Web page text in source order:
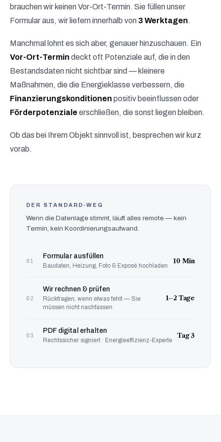
brauchen wir keinen Vor-Ort-Termin. Sie füllen unser
Formular aus, wir liefern innerhalb von 3 Werktagen.
Manchmal lohnt es sich aber, genauer hinzuschauen. Ein
Vor-Ort-Termin deckt oft Potenziale auf, die in den
Bestandsdaten nicht sichtbar sind — kleinere
Maßnahmen, die die Energieklasse verbessern, die
Finanzierungskonditionen positiv beeinflussen oder
Förderpotenziale erschließen, die sonst liegen bleiben.
Ob das bei Ihrem Objekt sinnvoll ist, besprechen wir kurz
vorab.
DER STANDARD-WEG
Wenn die Datenlage stimmt, läuft alles remote — kein
Termin, kein Koordinierungsaufwand.
01
Formular ausfüllen
Baudaten, Heizung, Foto & Exposé hochladen
10 Min
02
Wir rechnen & prüfen
Rückfragen, wenn etwas fehlt — Sie
müssen nicht nachfassen
1–2 Tage
03
PDF digital erhalten
Rechtssicher signiert · Energieeffizienz-Experte
Tag 3